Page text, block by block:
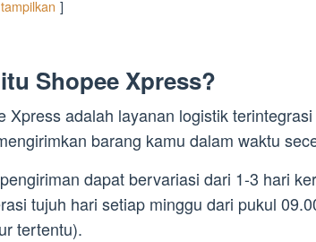
tampilkan
Shopee Xpress?
Xpress adalah layanan logistik
barang kamu dalam waktu
dapat bervariasi dari 1-3 hari
tujuh hari setiap minggu dari pukul
tertentu).